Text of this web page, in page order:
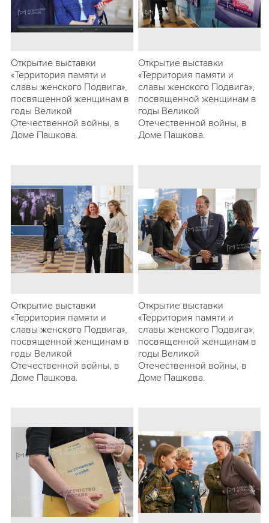
Открытие выставки
«Территория памяти и
славы женского Подвига»,
посвященной женщинам в
годы Великой
Отечественной войны, в
Доме Пашкова.
Открытие выставки
«Территория памяти и
славы женского Подвига»,
посвященной женщинам в
годы Великой
Отечественной войны, в
Доме Пашкова.
Открытие выставки
«Территория памяти и
славы женского Подвига»,
посвященной женщинам в
годы Великой
Отечественной войны, в
Доме Пашкова.
Открытие выставки
«Территория памяти и
славы женского Подвига»,
посвященной женщинам в
годы Великой
Отечественной войны, в
Доме Пашкова.